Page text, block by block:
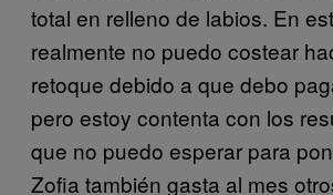
total en relleno de labios. En
realmente no puedo costear
retoque debido a que debo
pero estoy contenta con los
que no puedo esperar para
Zofia también gasta al mes